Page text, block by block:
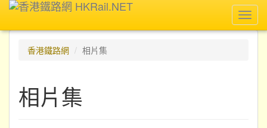
香港鐵路網
相片集
相片集